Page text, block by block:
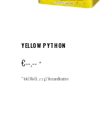
YELLOW PYTHON
€--,-- *
* Inkl. MwSt. zzgl.Versandkosten